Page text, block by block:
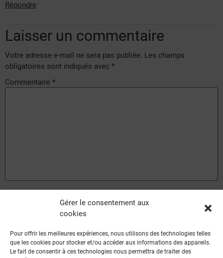
Gérer le consentement aux
cookies
Pour offrir les meilleures expériences, nous utilisons des technologies telles
que les cookies pour stocker et/ou accéder aux informations des appareils.
Le fait de consentir à ces technologies nous permettra de traiter des
Répondre
Laisser un commentaire
Votre adresse e-mail ne sera pas publiée. Les champs
obligatoires sont indiqués avec *
Commentaire *